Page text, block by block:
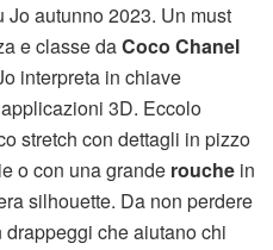
autunno 2023. Un must
e classe daCoco Chanel
interpreta in chiave
3D. Eccolo
stretch con dettagli in pizzo
o con una grande rouche in
silhouette. Da non perdere
che aiutano chi